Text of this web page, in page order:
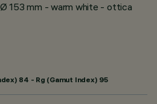
153 mm - warm white - ottica
84 - Rg (Gamut Index) 95